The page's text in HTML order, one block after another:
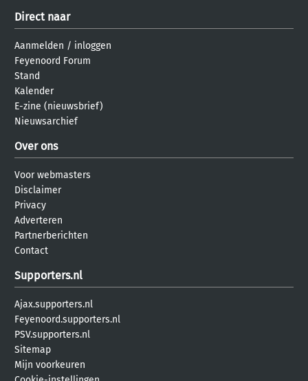
Direct naar
Aanmelden / inloggen
Feyenoord Forum
Stand
Kalender
E-zine (nieuwsbrief)
Nieuwsarchief
Over ons
Voor webmasters
Disclaimer
Privacy
Adverteren
Partnerberichten
Contact
Supporters.nl
Ajax.supporters.nl
Feyenoord.supporters.nl
PSV.supporters.nl
Sitemap
Mijn voorkeuren